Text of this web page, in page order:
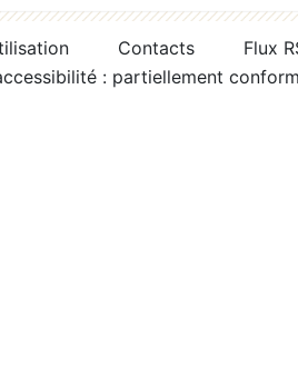
Contacts
Flux
: partiellement